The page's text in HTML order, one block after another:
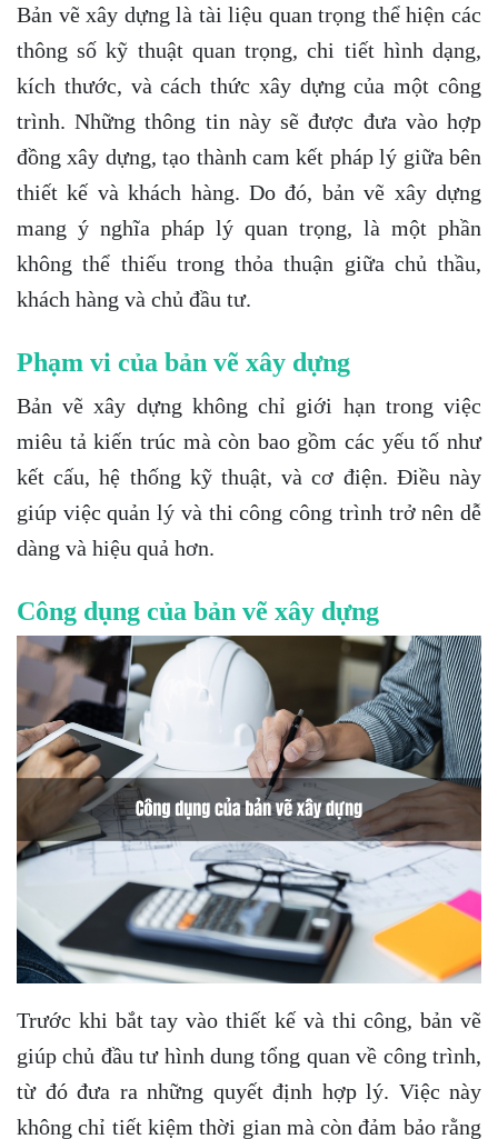
Bản vẽ xây dựng là tài liệu quan trọng thể hiện các
thông số kỹ thuật quan trọng, chi tiết hình dạng,
kích thước, và cách thức xây dựng của một công
trình. Những thông tin này sẽ được đưa vào hợp
đồng xây dựng, tạo thành cam kết pháp lý giữa bên
thiết kế và khách hàng. Do đó, bản vẽ xây dựng
mang ý nghĩa pháp lý quan trọng, là một phần
không thể thiếu trong thỏa thuận giữa chủ thầu,
khách hàng và chủ đầu tư.
Phạm vi của bản vẽ xây dựng
Bản vẽ xây dựng không chỉ giới hạn trong việc
miêu tả kiến trúc mà còn bao gồm các yếu tố như
kết cấu, hệ thống kỹ thuật, và cơ điện. Điều này
giúp việc quản lý và thi công công trình trở nên dễ
dàng và hiệu quả hơn.
Công dụng của bản vẽ xây dựng
Trước khi bắt tay vào thiết kế và thi công, bản vẽ
giúp chủ đầu tư hình dung tổng quan về công trình,
từ đó đưa ra những quyết định hợp lý. Việc này
không chỉ tiết kiệm thời gian mà còn đảm bảo rằng